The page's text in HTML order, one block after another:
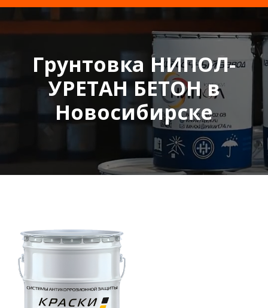
Грунтовка НИПОЛ-
УРЕТАН БЕТОН в
Новосибирске